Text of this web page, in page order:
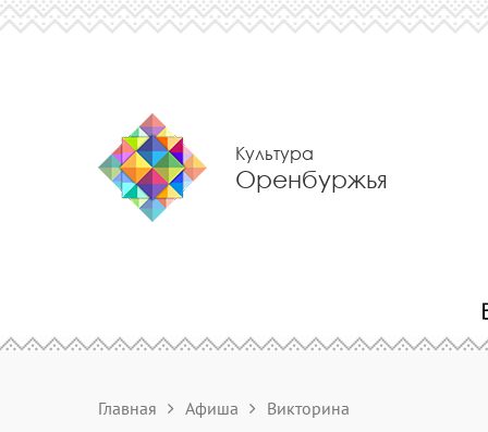
Культура
Оренбуржья
Главная Афиша Викторина